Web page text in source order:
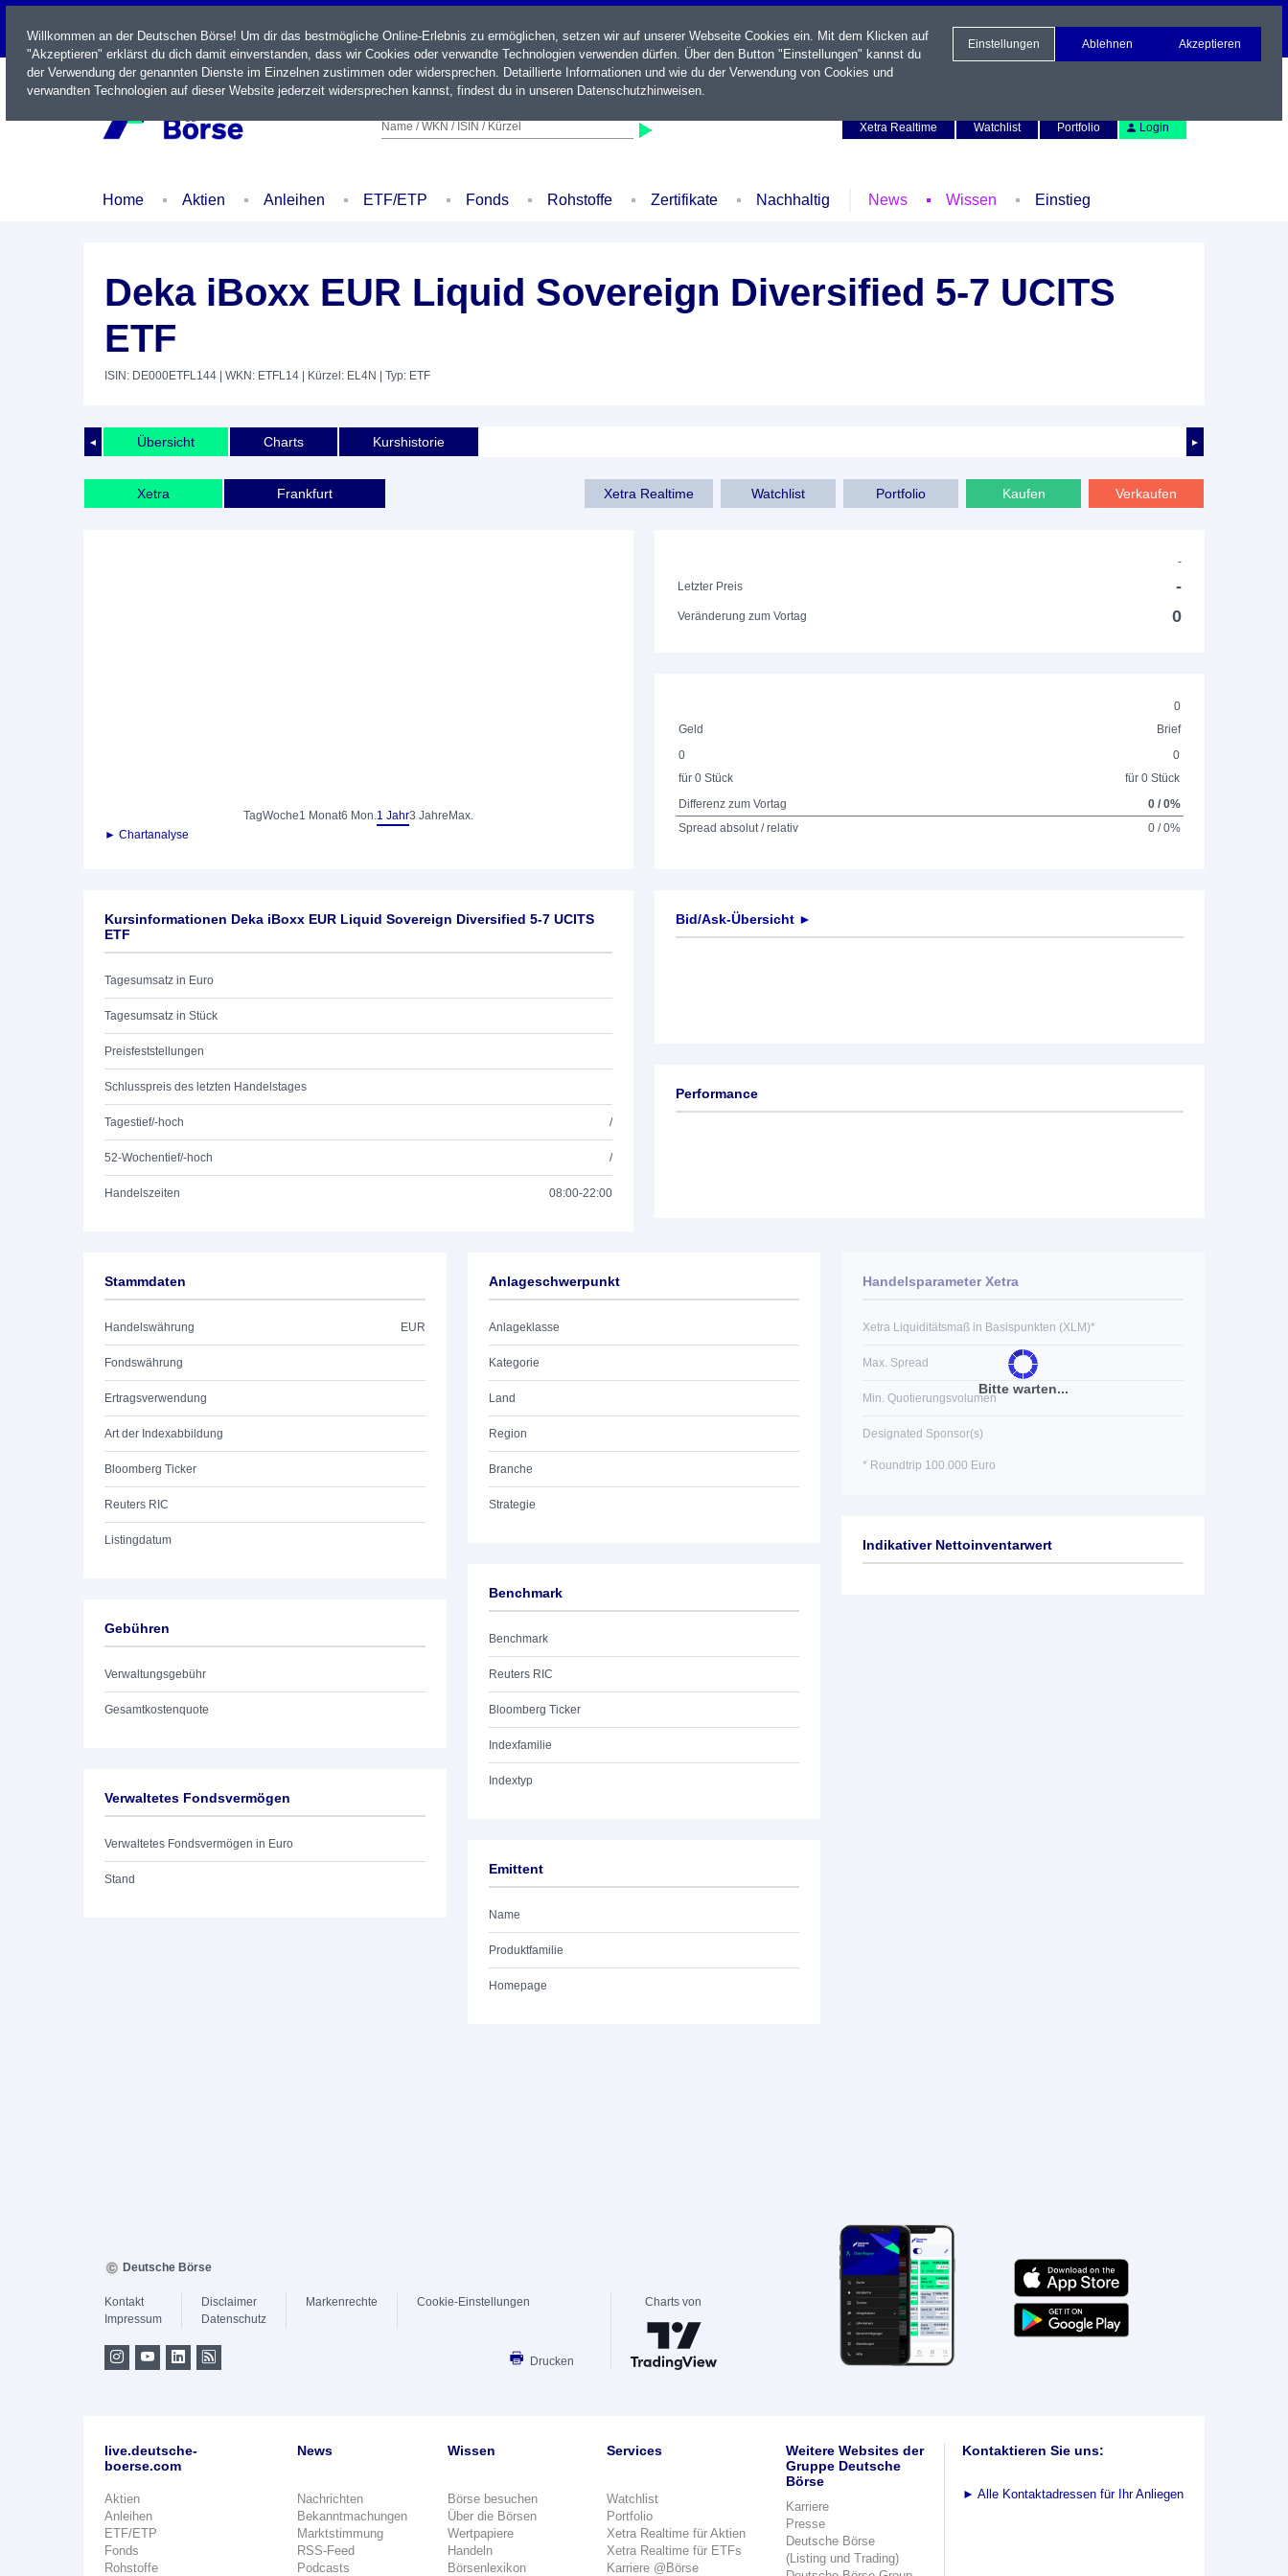
LIVE
Name / WKN / ISIN / Kürzel
Xetra Realtime
Watchlist Portfolio Login
Home Aktien Anleihen ETF/ETP Fonds Rohstoffe Zertifikate Nachhaltig News Wissen Einstieg
Deka iBoxx EUR Liquid Sovereign Diversified 5-7 UCITS
ETF
ISIN: DE000ETFL144 | WKN: ETFL14 | Kürzel: EL4N | Typ: ETF
◄ ►
Übersicht Charts Kurshistorie
Xetra Frankfurt Xetra Realtime Watchlist Portfolio Kaufen Verkaufen
TagWoche1 Monat6 Mon.1 Jahr3 Jahre Max.
► Chartanalyse
-
Letzter Preis
-
Veränderung zum Vortag 0
0
Geld
Brief
0
für 0 Stück
0
für 0 Stück
Differenz zum Vortag
0 / 0%
Spread absolut / relativ
0 / 0%
Kursinformationen Deka iBoxx EUR Liquid Sovereign Diversified 5-7 UCITS
ETF
Tagesumsatz in Euro
Tagesumsatz in Stück
Preisfeststellungen
Schlusspreis des letzten Handelstages
Tagestief/-hoch /
52-Wochentief/-hoch /
Handelszeiten 08:00-22:00
Bid/Ask-Übersicht ►
Performance
Stammdaten
Handelswährung EUR
Fondswährung
Ertragsverwendung
Art der Indexabbildung
Bloomberg Ticker
Reuters RIC
Listingdatum
Gebühren
Verwaltungsgebühr
Gesamtkostenquote
Verwaltetes Fondsvermögen
Verwaltetes Fondsvermögen in Euro
Stand
Anlageschwerpunkt
Anlageklasse
Kategorie
Land
Region
Branche
Strategie
Benchmark
Benchmark
Reuters RIC
Bloomberg Ticker
Indexfamilie
Indextyp
Emittent
Name
Produktfamilie
Homepage
Bitte warten...
Handelsparameter Xetra
Xetra Liquiditätsmaß in Basispunkten (XLM)*
Max. Spread
Min. Quotierungsvolumen
Designated Sponsor(s)
* Roundtrip 100.000 Euro
Indikativer Nettoinventarwert
Willkommen an der Deutschen Börse! Um dir das bestmögliche Online-Erlebnis zu ermöglichen, setzen wir auf unserer Webseite Cookies ein. Mit dem Klicken auf
"Akzeptieren" erklärst du dich damit einverstanden, dass wir Cookies oder verwandte Technologien verwenden dürfen. Über den Button "Einstellungen" kannst du
der Verwendung der genannten Dienste im Einzelnen zustimmen oder widersprechen. Detaillierte Informationen und wie du der Verwendung von Cookies und
verwandten Technologien auf dieser Website jederzeit widersprechen kannst, findest du in unseren Datenschutzhinweisen.
Einstellungen Ablehnen Akzeptieren
Deutsche Börse
Kontakt
Impressum
Disclaimer
Datenschutz
Markenrechte Cookie-Einstellungen
Drucken
Charts von
live.deutsche-
boerse.com
Aktien
Anleihen
ETF/ETP
Fonds
Rohstoffe
News
Nachrichten
Bekanntmachungen
Marktstimmung
RSS-Feed
Podcasts
Wissen
Börse besuchen
Über die Börsen
Wertpapiere
Handeln
Börsenlexikon
Services
Watchlist
Portfolio
Xetra Realtime für Aktien
Xetra Realtime für ETFs
Karriere @Börse
Weitere Websites der
Gruppe Deutsche
Börse
Karriere
Presse
Deutsche Börse
(Listing und Trading)
Kontaktieren Sie uns:
► Alle Kontaktadressen für Ihr Anliegen